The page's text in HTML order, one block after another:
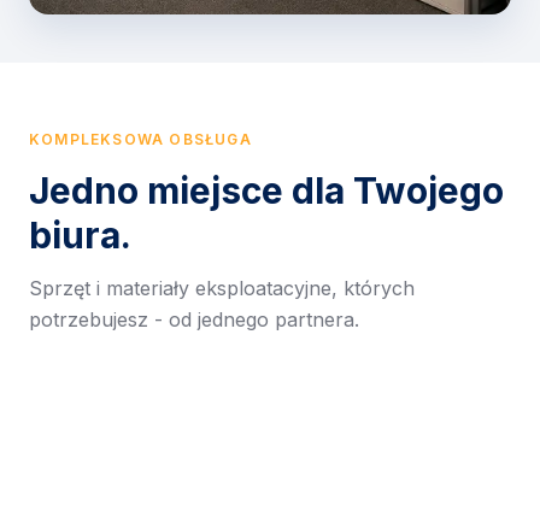
KOMPLEKSOWA OBSŁUGA
Jedno miejsce dla Twojego
biura.
Sprzęt i materiały eksploatacyjne, których
potrzebujesz - od jednego partnera.